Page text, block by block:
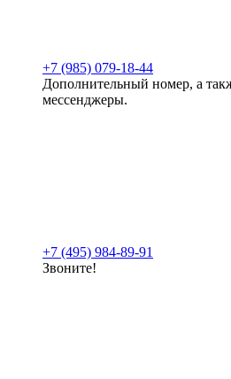
+7 (985) 079-18-44
Дополнительный номер, а
мессенджеры.
+7 (495) 984-89-91
Звоните!